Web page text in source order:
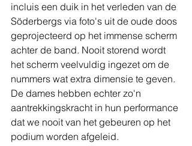
incluis een duik in het verleden van de
Söderbergs via foto's uit de oude doos
geprojecteerd op het immense scherm
achter de band. Nooit storend wordt
het scherm veelvuldig ingezet om de
nummers wat extra dimensie te geven.
De dames hebben echter zo'n
aantrekkingskracht in hun performance
dat we nooit van het gebeuren op het
podium worden afgeleid.